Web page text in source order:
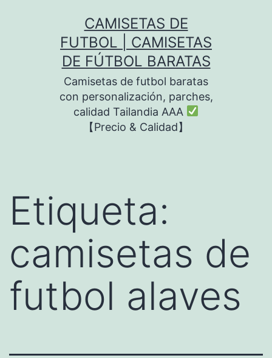
CAMISETAS DE
FUTBOL | CAMISETAS
DE FÚTBOL BARATAS
Camisetas de futbol baratas
con personalización, parches,
calidad Tailandia AAA
【Precio & Calidad】
Etiqueta:
camisetas de
futbol alaves